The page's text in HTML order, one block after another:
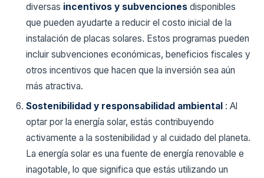
diversas incentivos y subvenciones disponibles
que pueden ayudarte a reducir el costo inicial de la
instalación de placas solares. Estos programas pueden
incluir subvenciones económicas, beneficios fiscales y
otros incentivos que hacen que la inversión sea aún
más atractiva.
Sostenibilidad y responsabilidad ambiental : Al
optar por la energía solar, estás contribuyendo
activamente a la sostenibilidad y al cuidado del planeta.
La energía solar es una fuente de energía renovable e
inagotable, lo que significa que estás utilizando un